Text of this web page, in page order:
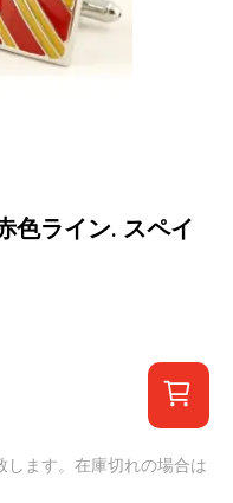
色ライン. スペイ
ます。在庫切れの場合は